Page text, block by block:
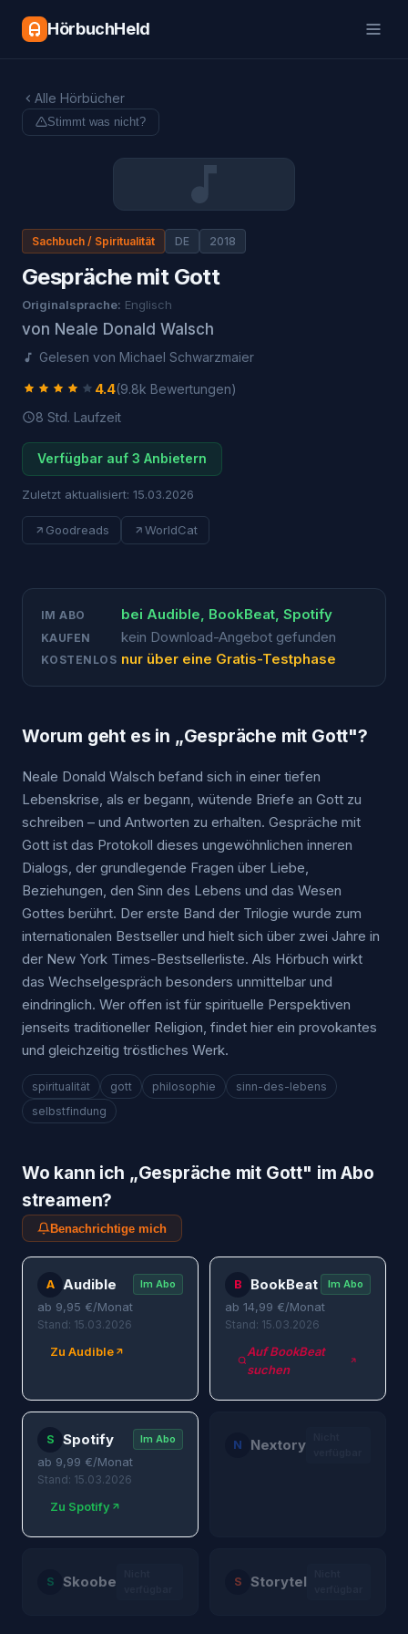
HörbuchHeld
Alle Hörbücher
Stimmt was nicht?
Sachbuch / Spiritualität DE 2018
Gespräche mit Gott
Originalsprache: Englisch
von Neale Donald Walsch
Gelesen von Michael Schwarzmaier
4.4(9.8k Bewertungen)
8 Std. Laufzeit
Verfügbar auf 3 Anbietern
Zuletzt aktualisiert: 15.03.2026
Goodreads WorldCat
IM ABO bei Audible, BookBeat, Spotify
KAUFEN kein Download-Angebot gefunden
KOSTENLOS nur über eine Gratis-Testphase
Worum geht es in „Gespräche mit Gott"?
Neale Donald Walsch befand sich in einer tiefen
Lebenskrise, als er begann, wütende Briefe an Gott zu
schreiben – und Antworten zu erhalten. Gespräche mit
Gott ist das Protokoll dieses ungewöhnlichen inneren
Dialogs, der grundlegende Fragen über Liebe,
Beziehungen, den Sinn des Lebens und das Wesen
Gottes berührt. Der erste Band der Trilogie wurde zum
internationalen Bestseller und hielt sich über zwei Jahre in
der New York Times-Bestsellerliste. Als Hörbuch wirkt
das Wechselgespräch besonders unmittelbar und
eindringlich. Wer offen ist für spirituelle Perspektiven
jenseits traditioneller Religion, findet hier ein provokantes
und gleichzeitig tröstliches Werk.
spiritualität gott philosophie
sinn-des-lebens
selbstfindung
Wo kann ich „Gespräche mit Gott" im Abo
streamen?
Benachrichtige mich
A Audible Im Abo
ab 9,95 €/Monat
Stand: 15.03.2026
Zu Audible
B BookBeat Im Abo
ab 14,99 €/Monat
Stand: 15.03.2026
Auf BookBeat
suchen
S Spotify Im Abo
ab 9,99 €/Monat
Stand: 15.03.2026
Zu Spotify
N Nextory
S Skoobe S Storytel